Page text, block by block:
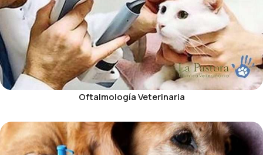
Oftalmología Veterinaria